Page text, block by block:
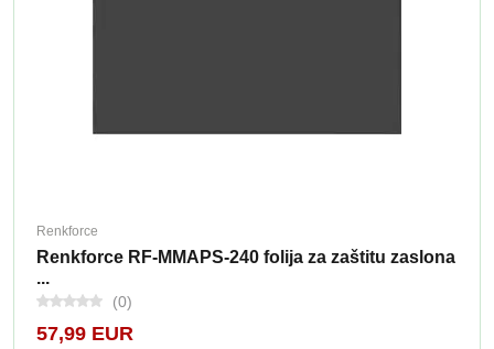
Renkforce
Renkforce RF-MMAPS-240 folija za zaštitu zaslona
...
(0)
57,99 EUR